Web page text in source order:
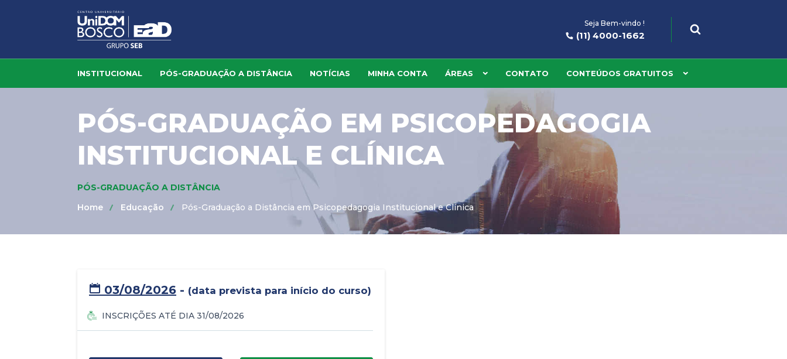
INSTITUCIONAL PÓS-GRADUAÇÃO A DISTÂNCIA NOTÍCIAS MINHA CONTA ÁREAS CONTATO CONTEÚDOS GRATUITOS
Seja Bem-vindo !
(11) 4000-1662
PÓS-GRADUAÇÃO EM PSICOPEDAGOGIA
INSTITUCIONAL E CLÍNICA
PÓS-GRADUAÇÃO A DISTÂNCIA
Home
Educação Pós-Graduação a Distância em Psicopedagogia Institucional e Clínica
03/08/2026 - (data prevista para início do curso)
INSCRIÇÕES ATÉ DIA 31/08/2026